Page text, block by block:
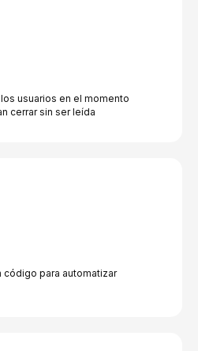
usuarios en el momento
cerrar sin ser leída
código para automatizar